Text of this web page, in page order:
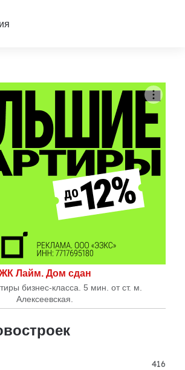
Лайм. Дом сдан
бизнес-класса. 5 мин. от ст. м.
Алексеевская.
416